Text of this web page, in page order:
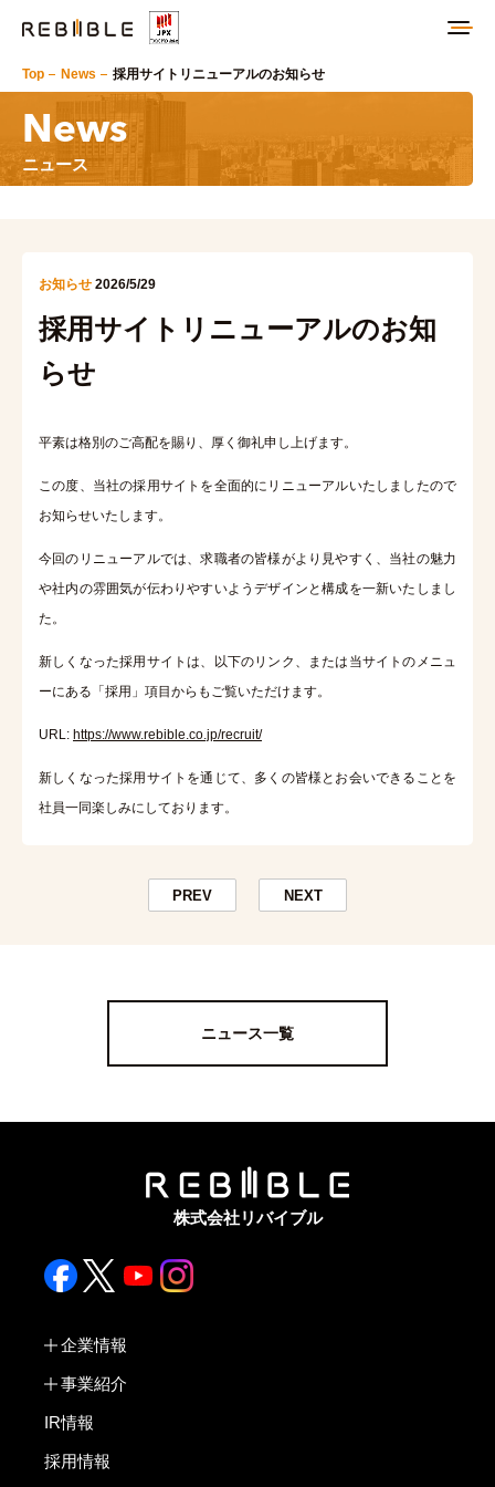
Top News 採用サイトリニューアルのお知らせ
News
ニュース
お知らせ 2026/5/29
採用サイトリニューアルのお知
らせ
平素は格別のご高配を賜り、厚く御礼申し上げます。
この度、当社の採用サイトを全面的にリニューアルいたしましたので
お知らせいたします。
今回のリニューアルでは、求職者の皆様がより見やすく、当社の魅力
や社内の雰囲気が伝わりやすいようデザインと構成を一新いたしまし
た。
新しくなった採用サイトは、以下のリンク、または当サイトのメニュ
ーにある「採用」項目からもご覧いただけます。
URL: https://www.rebible.co.jp/recruit/
新しくなった採用サイトを通じて、多くの皆様とお会いできることを
社員一同楽しみにしております。
PREV NEXT
ニュース一覧
株式会社リバイブル
企業情報
事業紹介
IR情報
採用情報